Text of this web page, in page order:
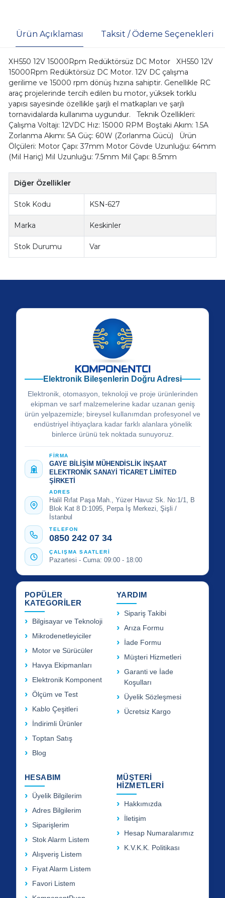
Ürün Açıklaması Taksit / Ödeme Seçenekleri
XH550 12V 15000Rpm Redüktörsüz DC Motor XH550 12V
15000Rpm Redüktörsüz DC Motor. 12V DC çalışma
gerilime ve 15000 rpm dönüş hızına sahiptir. Genellikle RC
araç projelerinde tercih edilen bu motor, yüksek torklu
yapısı sayesinde özellikle şarjlı el matkapları ve şarjlı
tornavidalarda kullanıma uygundur. Teknik Özellikleri:
Çalışma Voltajı: 12VDC Hız: 15000 RPM Boştaki Akım: 1.5A
Zorlanma Akımı: 5A Güç: 60W (Zorlanma Gücü) Ürün
Ölçüleri: Motor Çapı: 37mm Motor Gövde Uzunluğu: 64mm
(Mil Hariç) Mil Uzunluğu: 7.5mm Mil Çapı: 8.5mm
Diğer Özellikler
Stok Kodu KSN-627
Marka Keskinler
Stok Durumu Var
Elektronik Bileşenlerin Doğru Adresi
Elektronik, otomasyon, teknoloji ve proje ürünlerinden
ekipman ve sarf malzemelerine kadar uzanan geniş
ürün yelpazemizle; bireysel kullanımdan profesyonel ve
endüstriyel ihtiyaçlara kadar farklı alanlara yönelik
binlerce ürünü tek noktada sunuyoruz.
FİRMA
GAYE BİLİŞİM MÜHENDİSLİK İNŞAAT
ELEKTRONİK SANAYİ TİCARET LİMİTED
ŞİRKETİ
ADRES
Halil Rıfat Paşa Mah., Yüzer Havuz Sk. No:1/1, B
Blok Kat 8 D:1095, Perpa İş Merkezi, Şişli /
İstanbul
TELEFON
0850 242 07 34
ÇALIŞMA SAATLERİ
Pazartesi - Cuma: 09:00 - 18:00
POPÜLER
KATEGORİLER
Bilgisayar ve Teknoloji
Mikrodenetleyiciler
Motor ve Sürücüler
Havya Ekipmanları
Elektronik Komponent
Ölçüm ve Test
Kablo Çeşitleri
İndirimli Ürünler
Toptan Satış
Blog
YARDIM
Sipariş Takibi
Arıza Formu
İade Formu
Müşteri Hizmetleri
Garanti ve İade
Koşulları
Üyelik Sözleşmesi
Ücretsiz Kargo
HESABIM
Üyelik Bilgilerim
Adres Bilgilerim
Siparişlerim
Stok Alarm Listem
Alışveriş Listem
Fiyat Alarm Listem
Favori Listem
MÜŞTERİ
HİZMETLERİ
Hakkımızda
İletişim
Hesap Numaralarımız
K.V.K.K. Politikası